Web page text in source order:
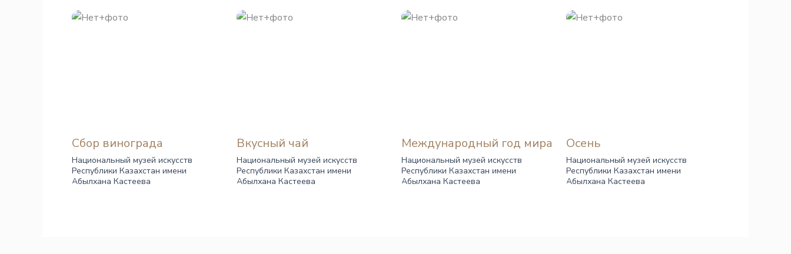
Сбор винограда
Национальный музей искусств
Республики Казахстан имени
Абылхана Кастеева
Вкусный чай
Национальный музей искусств
Республики Казахстан имени
Абылхана Кастеева
Международный год мира
Национальный музей искусств
Республики Казахстан имени
Абылхана Кастеева
Осень
Национальный музей искусств
Республики Казахстан имени
Абылхана Кастеева